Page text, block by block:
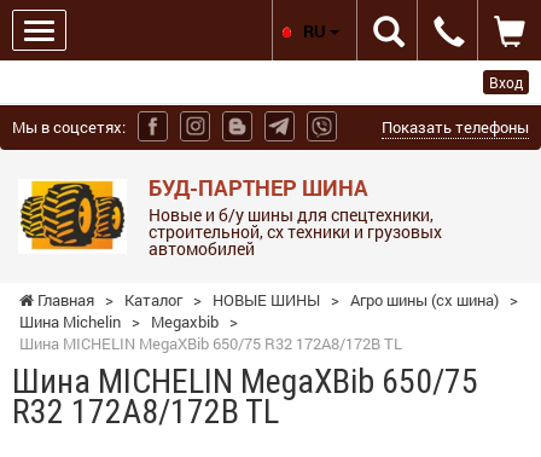
Вход
Мы в соцсетях: Показать телефоны
БУД-ПАРТНЕР ШИНА
Новые и б/у шины для спецтехники,
строительной, сх техники и грузовых
автомобилей
RU
Главная > Каталог > НОВЫЕ ШИНЫ > Агро шины (сх шина) >
Шина Michelin > Megaxbib >
Шина MICHELIN MegaXBib 650/75 R32 172A8/172B TL
Шина MICHELIN MegaXBib 650/75
R32 172A8/172B TL